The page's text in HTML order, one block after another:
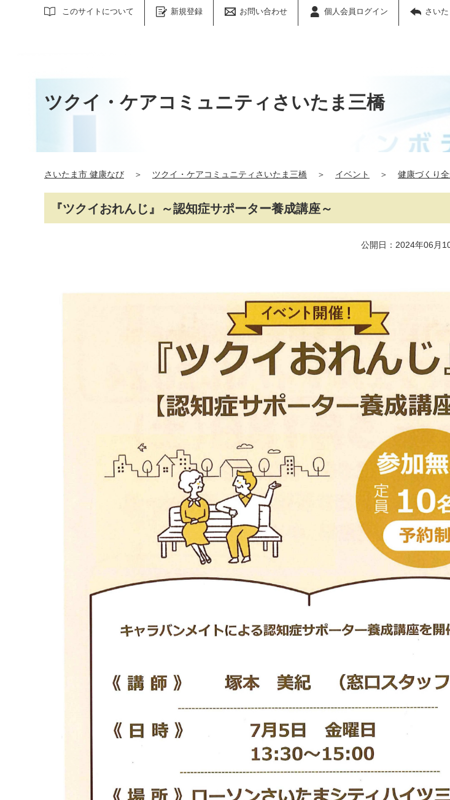
このサイトについて 新規登録 お問い合わせ 個人会員ログイン さい
サイト内検索
ツクイ・ケアコミュニティさいたま三橋
さいたま市 健康なび ＞ ツクイ・ケアコミュニティさいたま三橋 ＞ イベント ＞ 健康づくり
『ツクイおれんじ』～認知症サポーター養成講座～
公開日：2024年06月